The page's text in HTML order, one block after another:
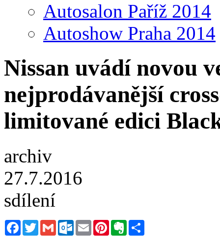
Autosalon Paříž 2014
Autoshow Praha 2014
Nissan uvádí novou
nejprodávanější
limitované edici
archiv
27.7.2016
sdílení
FacebookTwitterGmail Outlook.com
Email PinterestEvernote